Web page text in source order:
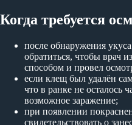
Когда требуется
после обнаружения
обратиться, чтобы врач
способом и провел
если клещ был удалён
что в ранке не осталось
возможное заражение;
при появлении
свидетельствовать о